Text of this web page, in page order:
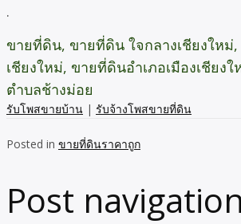
.
ขายที่ดิน, ขายที่ดิน ใจกลางเชียงใหม่
เชียงใหม่, ขายที่ดินอำเภอเมืองเชียง
ตำบลช้างม่อย
รับโพสขายบ้าน | รับจ้างโพสขายที่ดิน
Posted in ขายที่ดินราคาถูก
Post navigation